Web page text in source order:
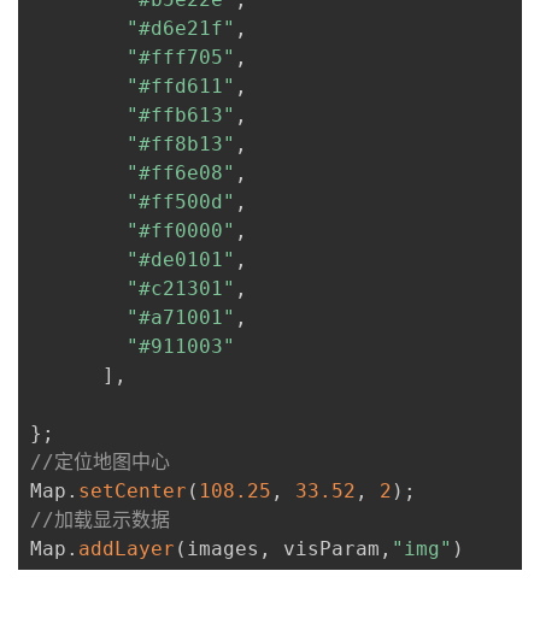
"#d6e21f" ,
"#fff705" ,
"#ffd611" ,
"#ffb613" ,
"#ff8b13" ,
"#ff6e08" ,
"#ff500d" ,
"#ff0000" ,
"#de0101" ,
"#c21301" ,
"#a71001" ,
"#911003"
] ,
} ;
//定位地图中心
Map . setCenter ( 108.25 , 33.52 , 2 ) ;
//加载显示数据
Map . addLayer ( images , visParam , "img" )